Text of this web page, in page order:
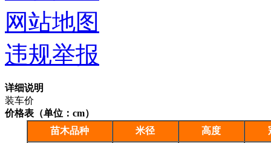
详细说明
装车价
价格表（单位：cm）
苗木品种
米径 高度
网站地图
违规举报